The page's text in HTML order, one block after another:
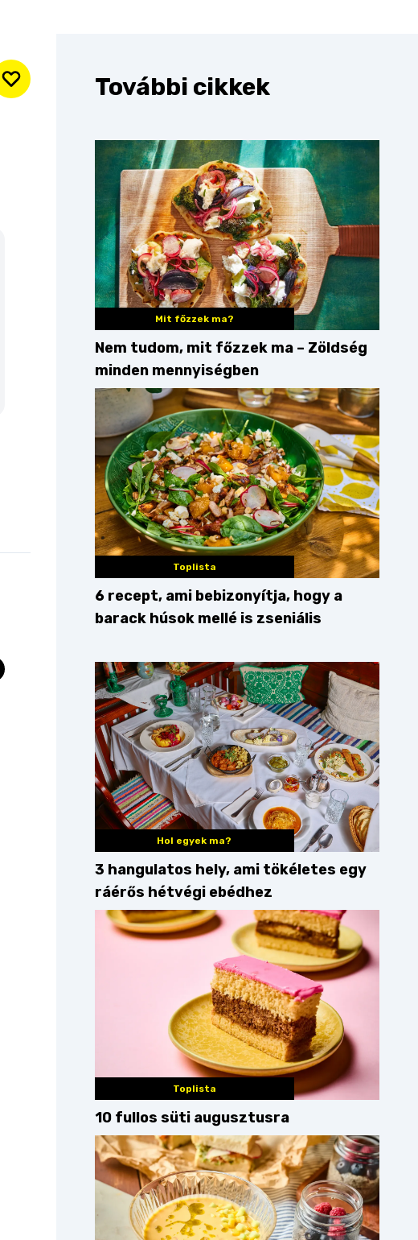
További cikkek
Mit főzzek ma?
Nem tudom, mit főzzek ma – Zöldség
minden mennyiségben
Toplista
6 recept, ami bebizonyítja, hogy a
barack húsok mellé is zseniális
Hol egyek ma?
3 hangulatos hely, ami tökéletes egy
ráérős hétvégi ebédhez
Toplista
10 fullos süti augusztusra